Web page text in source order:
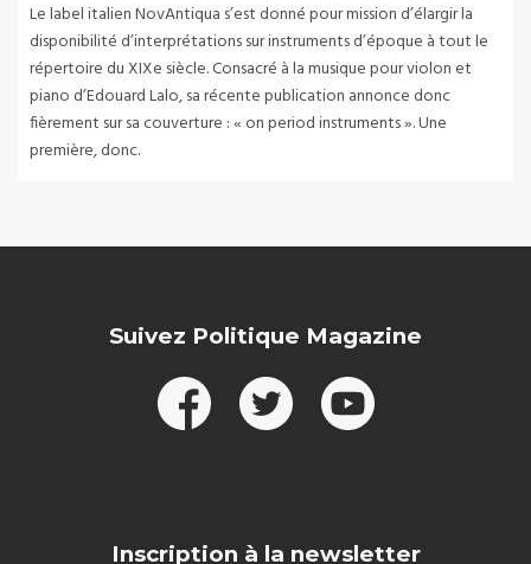
Le label italien NovAntiqua s’est donné pour mission d’élargir la
disponibilité d’interprétations sur instruments d’époque à tout le
répertoire du XIXe siècle. Consacré à la musique pour violon et
piano d’Edouard Lalo, sa récente publication annonce donc
fièrement sur sa couverture : « on period instruments ». Une
première, donc.
Suivez Politique Magazine
Inscription à la newsletter